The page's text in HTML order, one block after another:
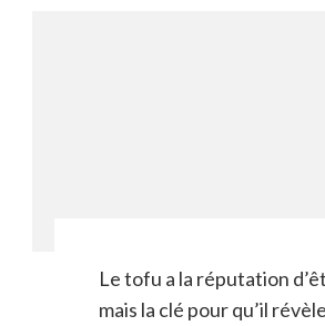
Le tofu a la réputation
mais la clé pour qu’il